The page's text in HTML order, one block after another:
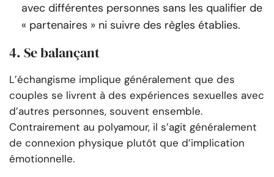
avec différentes personnes sans les qualifier de
« partenaires » ni suivre des règles établies.
4. Se balançant
L’échangisme implique généralement que des
couples se livrent à des expériences sexuelles avec
d’autres personnes, souvent ensemble.
Contrairement au polyamour, il s’agit généralement
de connexion physique plutôt que d’implication
émotionnelle.